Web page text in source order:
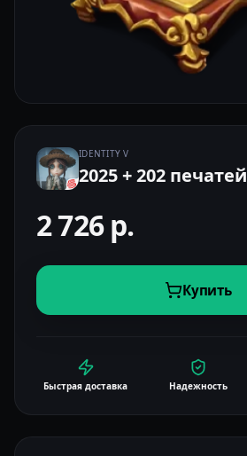
IDENTITY V
2025 + 202 печатей
2 726р.
Купить
Быстрая доставка Надежность